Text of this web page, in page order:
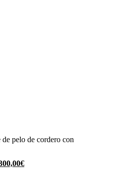
pelo de cordero con
€El